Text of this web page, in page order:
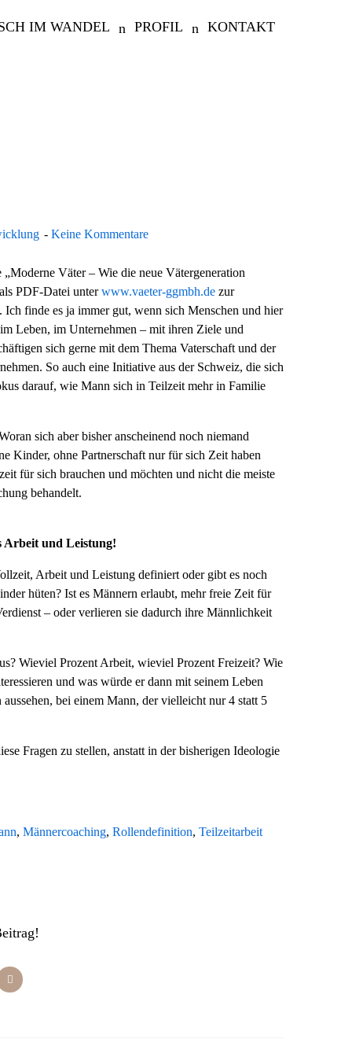
IM WANDEL PROFIL KONTAKT
Keine Kommentare
Väter – Wie die neue Vätergeneration
PDF-Datei unterwww.vaeter-ggmbh.dezur
finde es ja immer gut, wenn sich Menschen und hier
Leben, im Unternehmen – mit ihren Ziele und
sich gerne mit dem Thema Vaterschaft und der
So auch eine Initiative aus der Schweiz, die sich
darauf, wie Mann sich in Teilzeit mehr in Familie
sich aber bisher anscheinend noch niemand
Kinder, ohne Partnerschaft nur für sich Zeit haben
für sich brauchen und möchten und nicht die meiste
behandelt.
Arbeit und Leistung!
Arbeit und Leistung definiert oder gibt es noch
hüten? Ist es Männern erlaubt, mehr freie Zeit für
– oder verlieren sie dadurch ihre Männlichkeit
Wieviel Prozent Arbeit, wieviel Prozent Freizeit? Wie
und was würde er dann mit seinem Leben
bei einem Mann, der vielleicht nur 4 statt 5
Fragen zu stellen, anstatt in der bisherigen Ideologie
,Männercoaching,Rollendefinition,Teilzeitarbeit